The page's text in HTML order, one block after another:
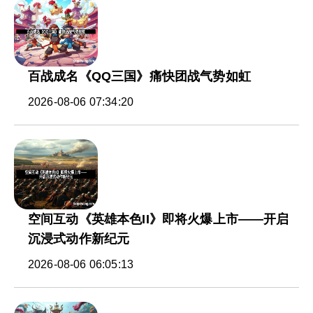
百战成名《QQ三国》痛快团战气势如虹
2026-08-06 07:34:20
空间互动《英雄本色II》即将火爆上市——开启
沉浸式动作新纪元
2026-08-06 06:05:13